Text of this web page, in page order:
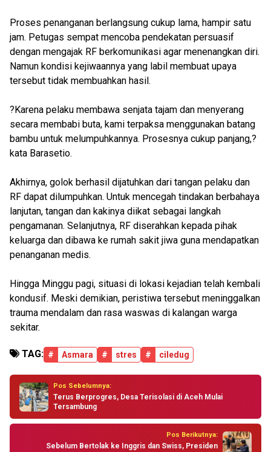
Proses penanganan berlangsung cukup lama, hampir satu
jam. Petugas sempat mencoba pendekatan persuasif
dengan mengajak RF berkomunikasi agar menenangkan diri.
Namun kondisi kejiwaannya yang labil membuat upaya
tersebut tidak membuahkan hasil.
?Karena pelaku membawa senjata tajam dan menyerang
secara membabi buta, kami terpaksa menggunakan batang
bambu untuk melumpuhkannya. Prosesnya cukup panjang,?
kata Barasetio.
Akhirnya, golok berhasil dijatuhkan dari tangan pelaku dan
RF dapat dilumpuhkan. Untuk mencegah tindakan berbahaya
lanjutan, tangan dan kakinya diikat sebagai langkah
pengamanan. Selanjutnya, RF diserahkan kepada pihak
keluarga dan dibawa ke rumah sakit jiwa guna mendapatkan
penanganan medis.
Hingga Minggu pagi, situasi di lokasi kejadian telah kembali
kondusif. Meski demikian, peristiwa tersebut meninggalkan
trauma mendalam dan rasa waswas di kalangan warga
sekitar.
TAG: # Asmara # stres # ciledug
Pos Sebelumnya:
Terus Berprogres, Desa Terisolasi di Aceh Mulai
Tersambung
Pos Berikutnya:
Sebelum Bertolak ke Inggris dan Swiss, Presiden